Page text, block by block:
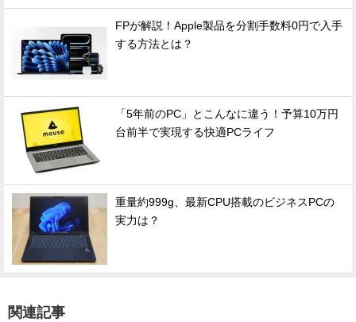
FPが解説！Apple製品を分割手数料0円で入手
する方法とは？
「5年前のPC」とこんなに違う！予算10万円
台前半で実現する快適PCライフ
重量約999g、最新CPU搭載のビジネスPCの
実力は？
関連記事